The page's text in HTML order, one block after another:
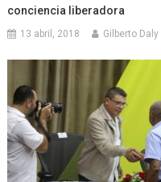
conciencia liberadora
13 abril, 2018 Gilberto Daly